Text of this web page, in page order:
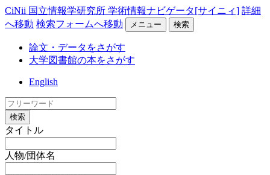
CiNii 国立情報学研究所 学術情報ナビゲータ[サイニィ] 詳細
へ移動 検索フォームへ移動 メニュー 検索
論文・データをさがす
大学図書館の本をさがす
English
検索
タイトル
人物/団体名